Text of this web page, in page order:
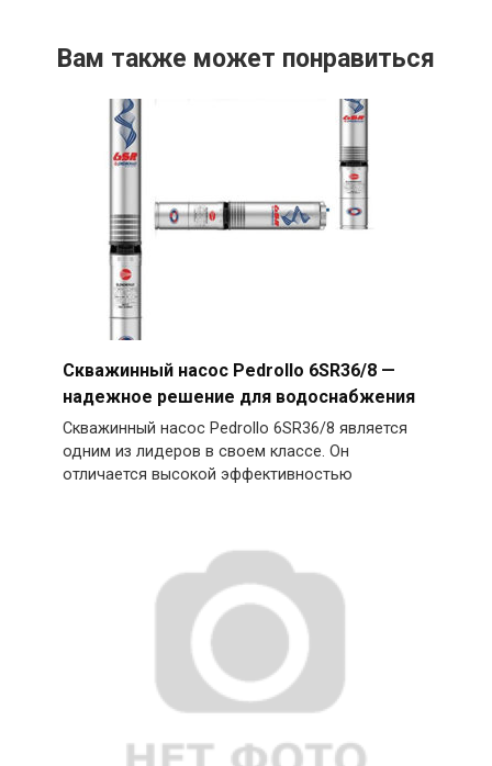
Вам также может понравиться
Скважинный насос Pedrollo 6SR36/8 —
надежное решение для водоснабжения
Скважинный насос Pedrollo 6SR36/8 является
одним из лидеров в своем классе. Он
отличается высокой эффективностью